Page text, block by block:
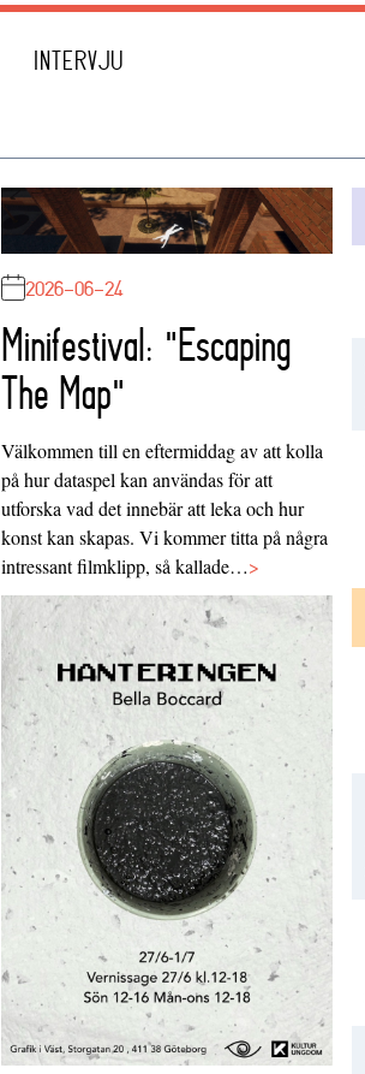
INTERVJU
2026-06-24
Minifestival: "Escaping
The Map"
Välkommen till en eftermiddag av att kolla
på hur dataspel kan användas för att
utforska vad det innebär att leka och hur
konst kan skapas. Vi kommer titta på några
intressant filmklipp, så kallade…>